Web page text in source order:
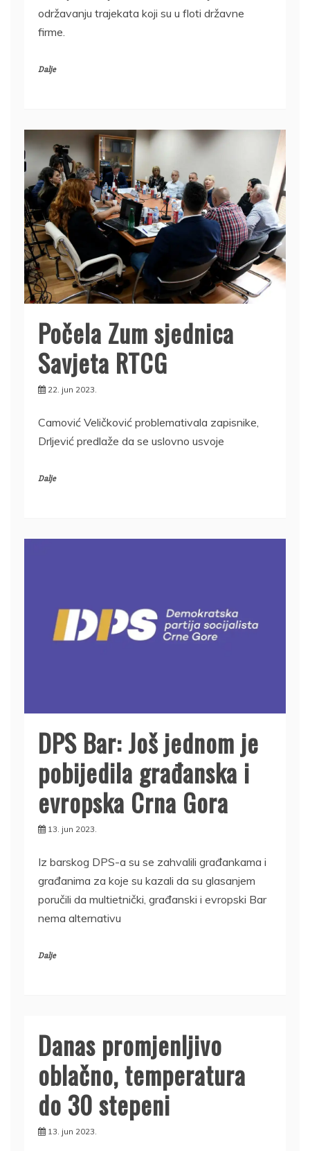
održavanju trajekata koji su u floti državne
firme.
Dalje
Počela Zum sjednica
Savjeta RTCG
22. jun 2023.
Camović Veličković problemativala zapisnike,
Drljević predlaže da se uslovno usvoje
Dalje
DPS Bar: Još jednom je
pobijedila građanska i
evropska Crna Gora
13. jun 2023.
Iz barskog DPS-a su se zahvalili građankama i
građanima za koje su kazali da su glasanjem
poručili da multietnički, građanski i evropski Bar
nema alternativu
Dalje
Danas promjenljivo
oblačno, temperatura
do 30 stepeni
13. jun 2023.